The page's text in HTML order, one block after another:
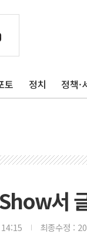
토 정치 정책·
서
최종수정 :